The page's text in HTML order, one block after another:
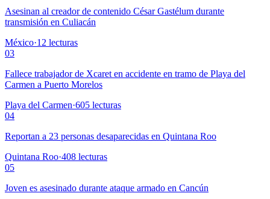
Asesinan al creador de contenido César Gastélum durante
transmisión en Culiacán
México·12 lecturas
03
Fallece trabajador de Xcaret en accidente en tramo de Playa del
Carmen a Puerto Morelos
Playa del Carmen·605 lecturas
04
Reportan a 23 personas desaparecidas en Quintana Roo
Quintana Roo·408 lecturas
05
Joven es asesinado durante ataque armado en Cancún